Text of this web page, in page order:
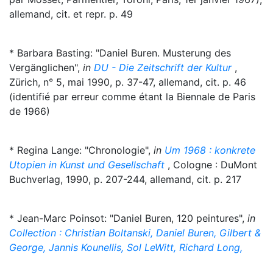
allemand, cit. et repr. p. 49
* Barbara Basting: "Daniel Buren. Musterung des
Vergänglichen", in DU - Die Zeitschrift der Kultur,
Zürich, n° 5, mai 1990, p. 37-47, allemand, cit. p. 46
(identifié par erreur comme étant la Biennale de Paris
de 1966)
* Regina Lange: "Chronologie", in Um 1968 : konkrete
Utopien in Kunst und Gesellschaft , Cologne : DuMont
Buchverlag, 1990, p. 207-244, allemand, cit. p. 217
* Jean-Marc Poinsot: "Daniel Buren, 120 peintures", in
Collection : Christian Boltanski, Daniel Buren, Gilbert &
George, Jannis Kounellis, Sol LeWitt, Richard Long,